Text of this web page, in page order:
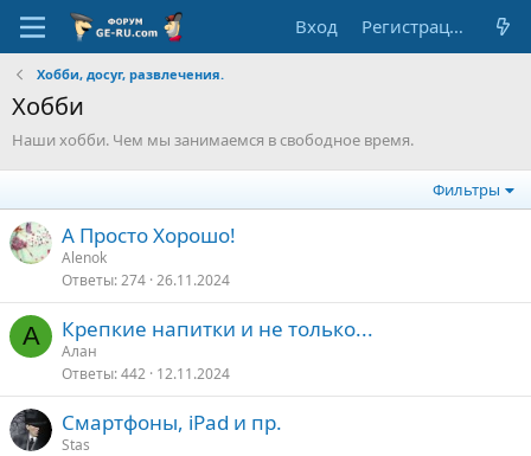
Вход Регистрация
Хобби, досуг, развлечения.
Хобби
Наши хобби. Чем мы занимаемся в свободное время.
Фильтры
А Просто Хорошо!
Alenok
Ответы 274 26.11.2024
А Крепкие напитки и не только...
Алан
Ответы 442 12.11.2024
Смартфоны, iPad и пр.
Stas